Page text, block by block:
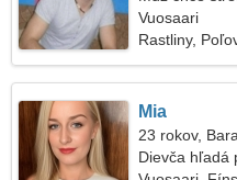
Vuosaari
Rastliny,
Mia
23 rokov,
Dievča hľadá